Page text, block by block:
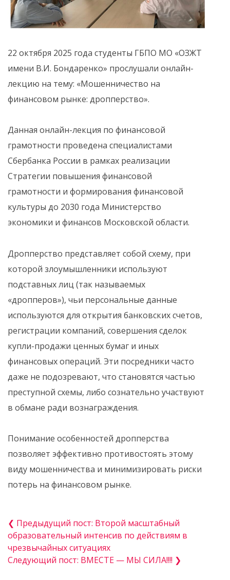
22 октября 2025 года студенты ГБПО МО «ОЗЖТ
имени В.И. Бондаренко» прослушали онлайн-
лекцию на тему: «Мошенничество на
финансовом рынке: дропперство».
Данная онлайн-лекция по финансовой
грамотности проведена специалистами
Сбербанка России в рамках реализации
Стратегии повышения финансовой
грамотности и формирования финансовой
культуры до 2030 года Министерство
экономики и финансов Московской области.
Дропперство представляет собой схему, при
которой злоумышленники используют
подставных лиц (так называемых
«дропперов»), чьи персональные данные
используются для открытия банковских счетов,
регистрации компаний, совершения сделок
купли-продажи ценных бумаг и иных
финансовых операций. Эти посредники часто
даже не подозревают, что становятся частью
преступной схемы, либо сознательно участвуют
в обмане ради вознаграждения.
Понимание особенностей дропперства
позволяет эффективно противостоять этому
виду мошенничества и минимизировать риски
потерь на финансовом рынке.
❮ Предыдущий пост: Второй масштабный
образовательный интенсив по действиям в
чрезвычайных ситуациях
Следующий пост: ВМЕСТЕ — МЫ СИЛА!!!! ❯